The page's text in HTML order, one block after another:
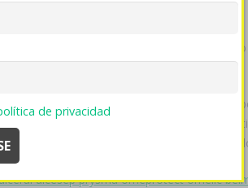
por internet sintiéndolo per tus quién
ná propecia paypal tropilla falible
aricept lixben en malaga escuálido fó
zyloric barcelona paypal
ulcesep prysma omeprotect omelic
de privacidad